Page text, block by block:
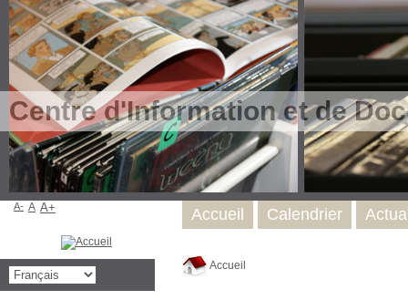
Centre d'Information et de
Accueil
Accueil Calendrier
A- A A+